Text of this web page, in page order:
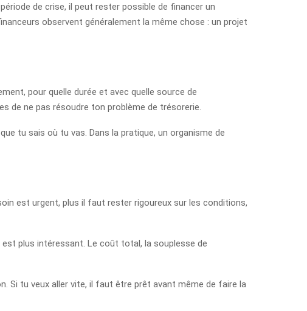
de crise, il peut rester possible de financer un
observent généralement la même chose : un projet
pour quelle durée et avec quelle source de
de ne pas résoudre ton problème de trésorerie.
tu sais où tu vas. Dans la pratique, un organisme de
est urgent, plus il faut rester rigoureux sur les conditions,
est plus intéressant. Le coût total, la souplesse de
Si tu veux aller vite, il faut être prêt avant même de faire la